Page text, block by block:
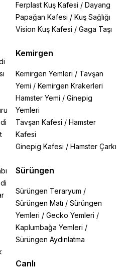
Ferplast Kuş Kafesi / Dayang
Papağan Kafesi / Kuş Sağlığı
Vision Kuş Kafesi / Gaga Taşı
Kemirgen
Kemirgen Yemleri / Tavşan
Yemi / Kemirgen Krakerleri
Hamster Yemi / Ginepig
Yemleri
Tavşan Kafesi / Hamster
Kafesi
Ginepig Kafesi / Hamster Çarkı
Sürüngen
Sürüngen Teraryum /
Sürüngen Matı / Sürüngen
Yemleri / Gecko Yemleri /
Kaplumbağa Yemleri /
Sürüngen Aydınlatma
Canlı